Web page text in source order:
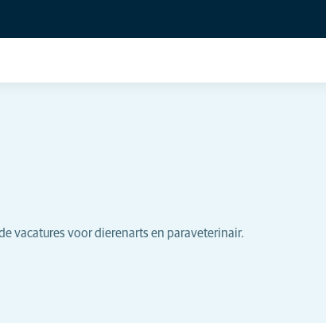
vacatures voor dierenarts en paraveterinair.